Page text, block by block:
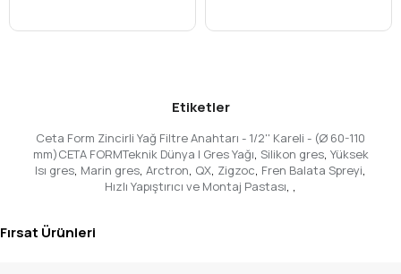
Etiketler
Ceta Form Zincirli Yağ Filtre Anahtarı - 1/2'' Kareli - (Ø 60-110
mm)CETA FORMTeknik Dünya | Gres Yağı, Silikon gres, Yüksek
Isı gres, Marin gres, Arctron, QX, Zigzoc, Fren Balata Spreyi,
Hızlı Yapıştırıcı ve Montaj Pastası, ,
Fırsat Ürünleri